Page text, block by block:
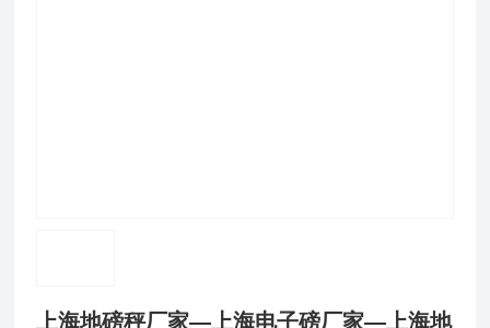
上海地磅秤厂家—上海电子磅厂家—上海地